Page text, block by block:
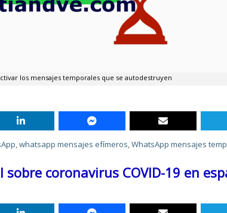
los mensajes temporales que se autodestruyen
,whatsapp mensajes efímeros,WhatsApp mensajes
coronavirus COVID-19 en